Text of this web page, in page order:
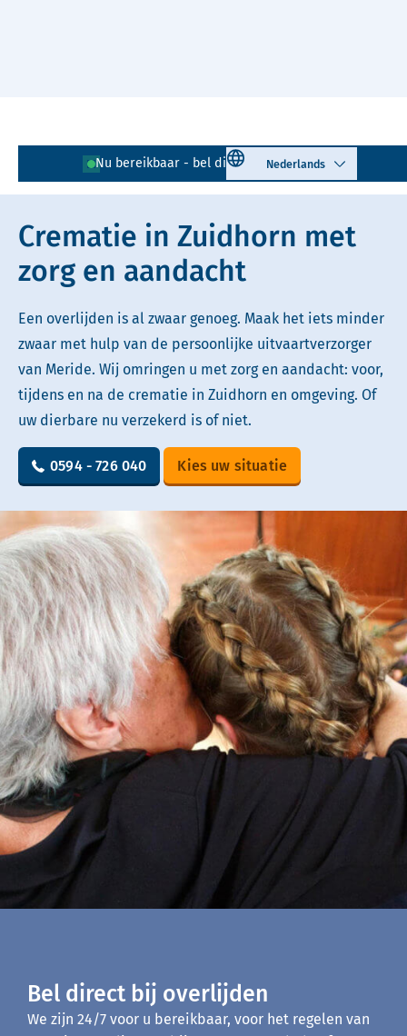
Nu bereikbaar - bel direct! 0594 - 726 040
Select language
Lees voor Uitleg woorden
Simpele tekst
Crematie in Zuidhorn met
zorg en aandacht
Een overlijden is al zwaar genoeg. Maak het iets minder
zwaar met hulp van de persoonlijke uitvaartverzorger
van Meride. Wij omringen u met zorg en aandacht: voor,
tijdens en na de crematie in Zuidhorn en omgeving. Of
uw dierbare nu verzekerd is of niet.
0594 - 726 040 Kies uw situatie
Bel direct bij overlijden
We zijn 24/7 voor u bereikbaar, voor het regelen van